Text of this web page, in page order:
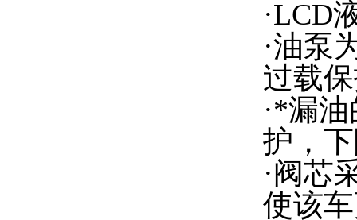
·LCD
·油泵
过载
·*漏
护，
·阀芯
使该